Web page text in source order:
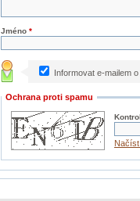
Jméno *
Informovat e-mailem
Ochrana proti spamu